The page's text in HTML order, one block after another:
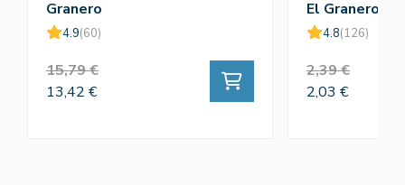
Granero
4.9(60)
15,79 €
13,42 €
El Granero
4.8(126)
2,39 €
2,03 €